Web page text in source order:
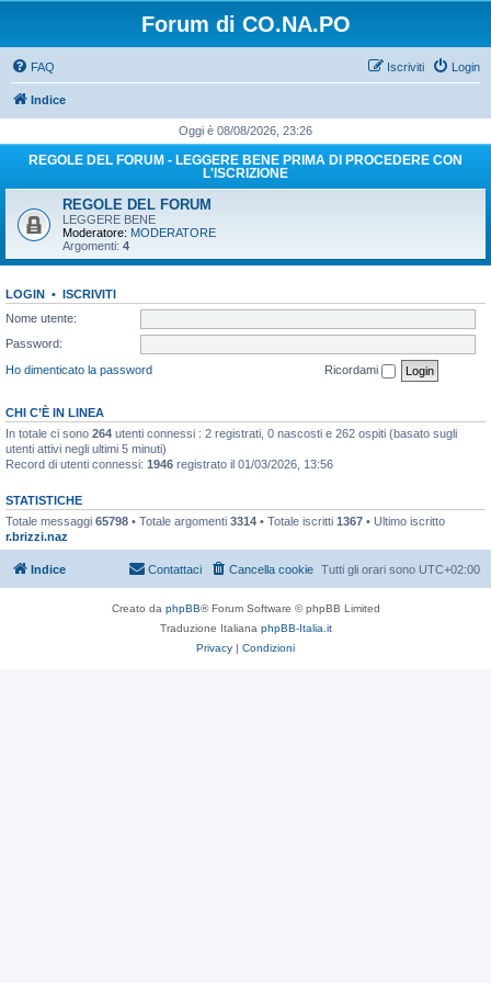
Forum di CO.NA.PO
FAQ Login
Iscriviti
Indice
Oggi è 08/08/2026, 23:26
REGOLE DEL FORUM - LEGGERE BENE PRIMA DI PROCEDERE CON
L'ISCRIZIONE
REGOLE DEL FORUM
LEGGERE BENE
Moderatore: MODERATORE
Argomenti: 4
LOGIN • ISCRIVITI
Nome utente:
Password:
Ho dimenticato la password
Ricordami
CHI C’È IN LINEA
In totale ci sono 264 utenti connessi : 2 registrati, 0 nascosti e 262 ospiti (basato sugli
utenti attivi negli ultimi 5 minuti)
Record di utenti connessi: 1946 registrato il 01/03/2026, 13:56
STATISTICHE
Totale messaggi 65798 • Totale argomenti 3314 • Totale iscritti 1367 • Ultimo iscritto
r.brizzi.naz
Indice Tutti gli orari sono UTC+02:00
Cancella cookie
Contattaci
Creato da phpBB® Forum Software © phpBB Limited
Traduzione Italiana phpBB-Italia.it
Privacy | Condizioni